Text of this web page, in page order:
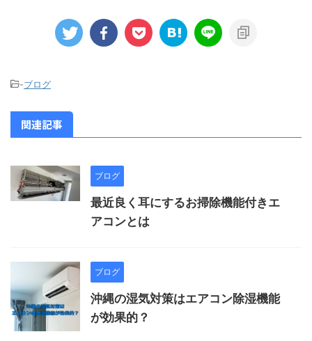
-ブログ
関連記事
ブログ
最近良く耳にするお掃除機能付きエ
アコンとは
ブログ
沖縄の湿気対策はエアコン除湿機能
が効果的？